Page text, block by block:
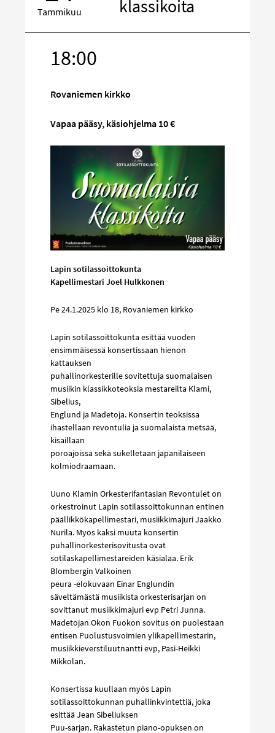
Tammikuu
klassikoita
18:00
Rovaniemen kirkko
Vapaa pääsy, käsiohjelma 10 €
Lapin sotilassoittokunta
Kapellimestari Joel Hulkkonen
Pe 24.1.2025 klo 18, Rovaniemen kirkko
Lapin sotilassoittokunta esittää vuoden
ensimmäisessä konsertissaan hienon
kattauksen
puhallinorkesterille sovitettuja suomalaisen
musiikin klassikkoteoksia mestareilta Klami,
Sibelius,
Englund ja Madetoja. Konsertin teoksissa
ihastellaan revontulia ja suomalaista metsää,
kisaillaan
poroajoissa sekä sukelletaan japanilaiseen
kolmiodraamaan.
Uuno Klamin Orkesterifantasian Revontulet on
orkestroinut Lapin sotilassoittokunnan entinen
päällikkökapellimestari, musiikkimajuri Jaakko
Nurila. Myös kaksi muuta konsertin
puhallinorkesterisovitusta ovat
sotilaskapellimestareiden käsialaa. Erik
Blombergin Valkoinen
peura -elokuvaan Einar Englundin
säveltämästä musiikista orkesterisarjan on
sovittanut musiikkimajuri evp Petri Junna.
Madetojan Okon Fuokon sovitus on puolestaan
entisen Puolustusvoimien ylikapellimestarin,
musiikkieverstiluutnantti evp, Pasi-Heikki
Mikkolan.
Konsertissa kuullaan myös Lapin
sotilassoittokunnan puhallinkvintettiä, joka
esittää Jean Sibeliuksen
Puu-sarjan. Rakastetun piano-opuksen on